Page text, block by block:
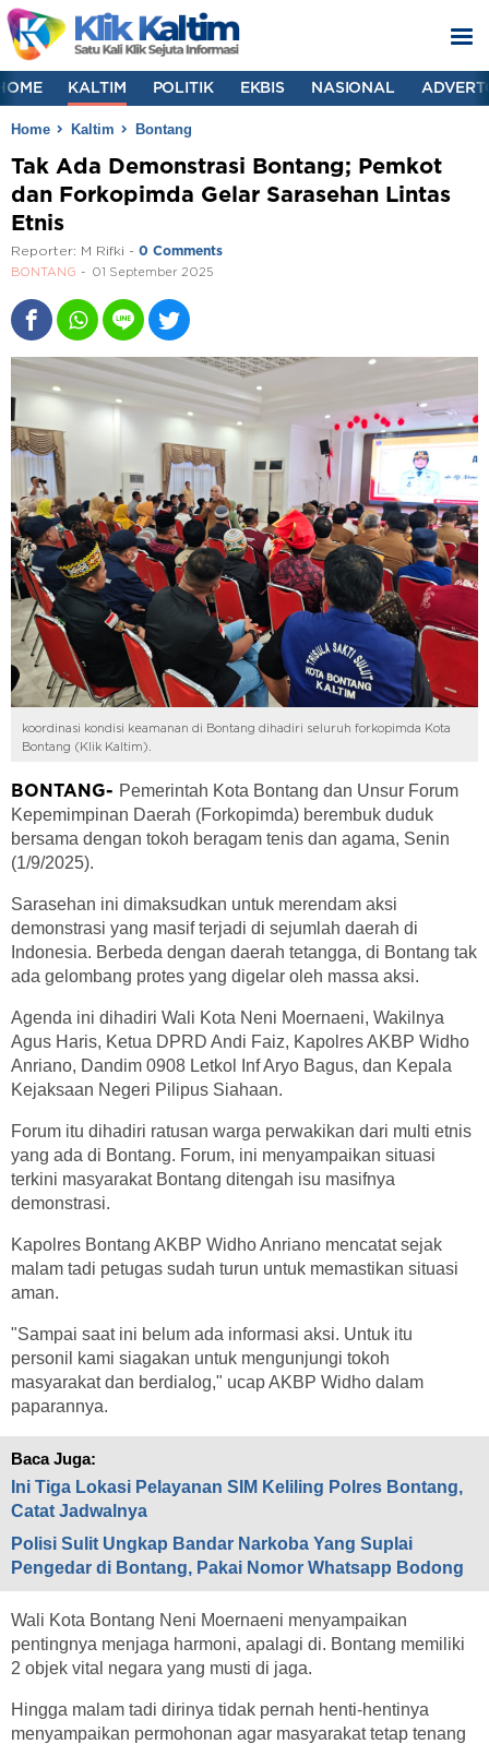
KALTIM POLITIK EKBIS NASIONAL
Home Kaltim Bontang
Tak Ada Demonstrasi Bontang; Pemkot
dan Forkopimda Gelar Sarasehan Lintas
Etnis
Reporter: M Rifki - 0 Comments
BONTANG 01 September 2025
koordinasi kondisi keamanan di Bontang dihadiri seluruh forkopimda Kota
Bontang (Klik Kaltim).
BONTANG- Pemerintah Kota Bontang dan Unsur Forum
Kepemimpinan Daerah (Forkopimda) berembuk duduk
bersama dengan tokoh beragam tenis dan agama, Senin
(1/9/2025).
Sarasehan ini dimaksudkan untuk merendam aksi
demonstrasi yang masif terjadi di sejumlah daerah di
Indonesia. Berbeda dengan daerah tetangga, di Bontang tak
ada gelombang protes yang digelar oleh massa aksi.
Agenda ini dihadiri Wali Kota Neni Moernaeni, Wakilnya
Agus Haris, Ketua DPRD Andi Faiz, Kapolres AKBP Widho
Anriano, Dandim 0908 Letkol Inf Aryo Bagus, dan Kepala
Kejaksaan Negeri Pilipus Siahaan.
Forum itu dihadiri ratusan warga perwakikan dari multi etnis
yang ada di Bontang. Forum, ini menyampaikan situasi
terkini masyarakat Bontang ditengah isu masifnya
demonstrasi.
Kapolres Bontang AKBP Widho Anriano mencatat sejak
malam tadi petugas sudah turun untuk memastikan situasi
aman.
"Sampai saat ini belum ada informasi aksi. Untuk itu
personil kami siagakan untuk mengunjungi tokoh
masyarakat dan berdialog," ucap AKBP Widho dalam
paparannya.
Baca Juga:
Ini Tiga Lokasi Pelayanan SIM Keliling Polres Bontang,
Catat Jadwalnya
Polisi Sulit Ungkap Bandar Narkoba Yang Suplai
Pengedar di Bontang, Pakai Nomor Whatsapp Bodong
Wali Kota Bontang Neni Moernaeni menyampaikan
pentingnya menjaga harmoni, apalagi di. Bontang memiliki
2 objek vital negara yang musti di jaga.
Hingga malam tadi dirinya tidak pernah henti-hentinya
menyampaikan permohonan agar masyarakat tetap tenang